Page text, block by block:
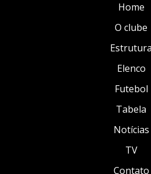
Home
O clube
Estrutura
Elenco
Futebol
Tabela
Notícias
TV
Contato